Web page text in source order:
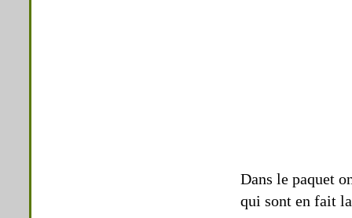
Dans le paquet
qui sont en fait